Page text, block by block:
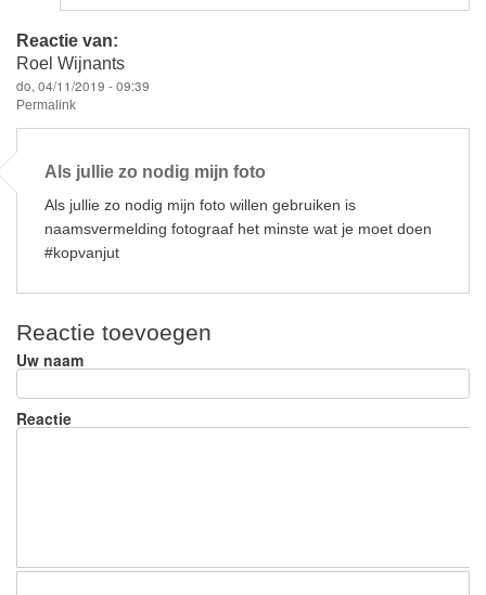
Reactie van:
Roel Wijnants
do, 04/11/2019 - 09:39
Permalink
Als jullie zo nodig mijn foto
Als jullie zo nodig mijn foto willen gebruiken is
naamsvermelding fotograaf het minste wat je moet doen
#kopvanjut
Reactie toevoegen
Uw naam
Reactie